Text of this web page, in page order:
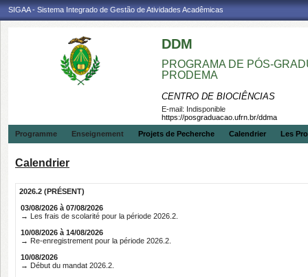
SIGAA - Sistema Integrado de Gestão de Atividades Acadêmicas
DDM
PROGRAMA DE PÓS-
PRODEMA
CENTRO DE BIOCIÊNCIAS
E-mail: Indisponible
https://posgraduacao.ufrn.br/ddma
Programme
Enseignement Projets de Pecherche Calendrier Les
Calendrier
2026.2 (PRÉSENT)
03/08/2026 à 07/08/2026
→ Les frais de scolarité pour la période 2026.2.
10/08/2026 à 14/08/2026
→ Re-enregistrement pour la période 2026.2.
10/08/2026
→ Début du mandat 2026.2.